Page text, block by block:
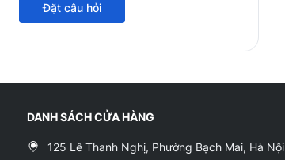
Đặt câu hỏi
DANH SÁCH CỬA HÀNG
125 Lê Thanh Nghị, Phường Bạch Mai, Hà Nội